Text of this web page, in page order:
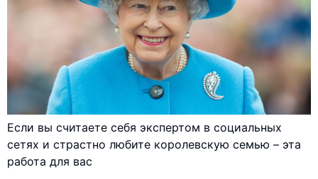
Если вы считаете себя экспертом в социальных
сетях и страстно любите королевскую семью – эта
работа для вас